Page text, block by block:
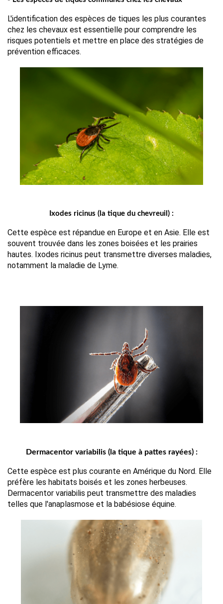
L'identification des espèces de tiques les plus courantes
chez les chevaux est essentielle pour comprendre les
risques potentiels et mettre en place des stratégies de
prévention efficaces.
Ixodes ricinus (la tique du chevreuil) :
Cette espèce est répandue en Europe et en Asie. Elle est
souvent trouvée dans les zones boisées et les prairies
hautes. Ixodes ricinus peut transmettre diverses maladies,
notamment la maladie de Lyme.
Dermacentor variabilis (la tique à pattes rayées) :
Cette espèce est plus courante en Amérique du Nord. Elle
préfère les habitats boisés et les zones herbeuses.
Dermacentor variabilis peut transmettre des maladies
telles que l'anaplasmose et la babésiose équine.